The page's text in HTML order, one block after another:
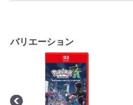
バリエーション